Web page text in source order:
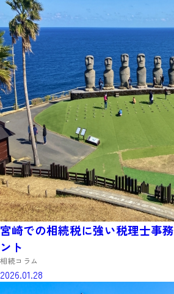
宮崎での相続税に強い税理士事
ント
相続コラム
2026.01.28